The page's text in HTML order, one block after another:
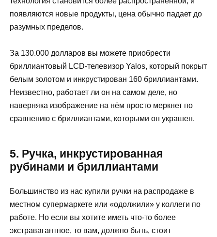
появляются новые продукты, цена обычно падает до
разумных пределов.
За 130.000 долларов вы можете приобрести
бриллиантовый LCD-телевизор Yalos, который покрыт
белым золотом и инкрустирован 160 бриллиантами.
Неизвестно, работает ли он на самом деле, но
наверняка изображение на нём просто меркнет по
сравнению с бриллиантами, которыми он украшен.
5. Ручка, инкрустированная
рубинами и бриллиантами
Большинство из нас купили ручки на распродаже в
местном супермаркете или «одолжили» у коллеги по
работе. Но если вы хотите иметь что-то более
экстравагантное, то вам, должно быть, стоит